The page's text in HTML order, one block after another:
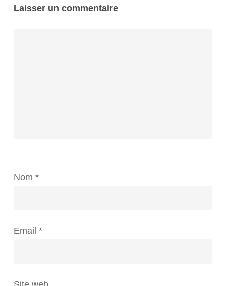
Laisser un commentaire
Nom *
Email *